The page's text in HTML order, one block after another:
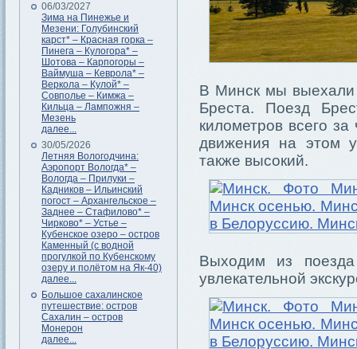
06/03/2027
Зима на Пинежье и
Мезени: Голубинский
карст* – Красная горка –
Пинега – Кулогора* –
Шотова – Карпогоры –
Ваймуша – Кеврола* –
Веркола – Кулой* –
Совполье – Кимжа –
Кильца – Лампожня –
Мезень
далее...
30/05/2026
Летняя Вологодчина:
Аэропорт Вологда* –
Вологда – Прилуки –
Кадников – Ильинский
погост – Архангельское –
Заднее – Стафилово* –
Чирково* – Устье –
Кубенское озеро – остров
Каменный (с водной
прогулкой по Кубенскому
озеру и полётом на Як-40)
далее...
Большое сахалинское
путешествие: остров
Сахалин – остров
Монерон
далее...
В Минск мы выехали
Бреста. Поезд
километров всего
движения на этом
также высокий.
Выходим из
увлекательной